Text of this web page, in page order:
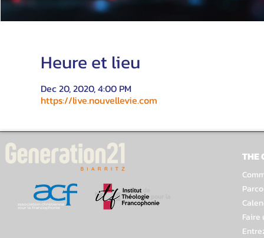
Heure et lieu
Dec 20, 2020, 4:00 PM
https://live.nouvellevie.com
THE
Faire